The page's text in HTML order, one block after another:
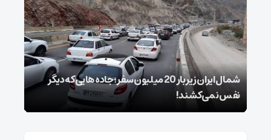
شمال ایران زیر بار 20 میلیون سفر؛ جاده‌هایی که دیگر
نفس نمی‌کشند!